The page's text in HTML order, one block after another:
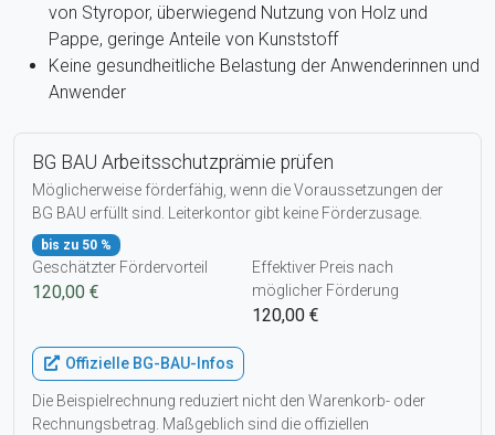
von Styropor, überwiegend Nutzung von Holz und
Pappe, geringe Anteile von Kunststoff
Keine gesundheitliche Belastung der Anwenderinnen und
Anwender
BG BAU Arbeitsschutzprämie prüfen
Möglicherweise förderfähig, wenn die Voraussetzungen der
BG BAU erfüllt sind. Leiterkontor gibt keine Förderzusage.
bis zu 50 %
Geschätzter Fördervorteil
120,00 €
Effektiver Preis nach
möglicher Förderung
120,00 €
Offizielle BG-BAU-Infos
Die Beispielrechnung reduziert nicht den Warenkorb- oder
Rechnungsbetrag. Maßgeblich sind die offiziellen